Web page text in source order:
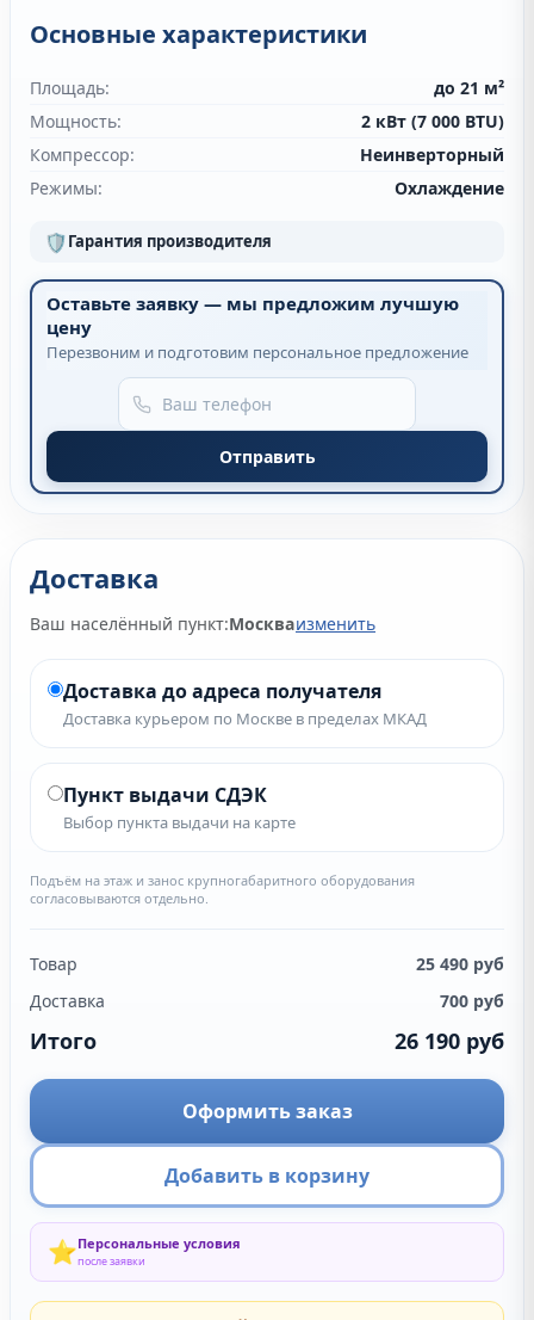
Основные характеристики
Площадь:
до 21 м²
Мощность:
2 кВт (7 000 BTU)
Компрессор:
Неинверторный
Режимы:
Охлаждение
🛡Гарантия производителя
Оставьте заявку — мы предложим лучшую
цену
Перезвоним и подготовим персональное предложение
Отправить
Доставка
Ваш населённый пункт:Москваизменить
Доставка до адреса получателя
Доставка курьером по Москве в пределах МКАД
Пункт выдачи СДЭК
Выбор пункта выдачи на карте
Подъём на этаж и занос крупногабаритного оборудования
согласовываются отдельно.
Товар 25 490 руб
Доставка
700 руб
Итого 26 190 руб
Оформить заказ
Добавить в корзину
⭐Персональные условия
после заявки